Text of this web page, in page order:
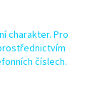
charakter. Pro
číslech.